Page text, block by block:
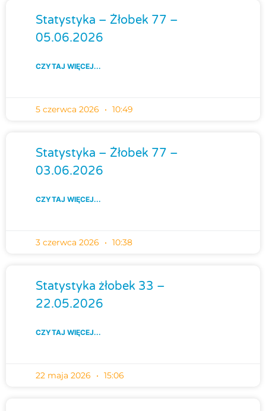
Statystyka – Żłobek 77 –
05.06.2026
CZYTAJ WIĘCEJ...
5 czerwca 2026 10:49
Statystyka – Żłobek 77 –
03.06.2026
CZYTAJ WIĘCEJ...
3 czerwca 2026 10:38
Statystyka żłobek 33 –
22.05.2026
CZYTAJ WIĘCEJ...
22 maja 2026 15:06